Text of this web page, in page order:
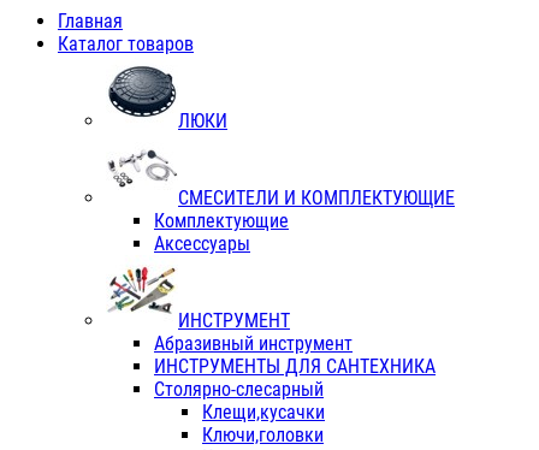
Главная
Каталог товаров
ЛЮКИ
СМЕСИТЕЛИ И КОМПЛЕКТУЮЩИЕ
Комплектующие
Аксессуары
ИНСТРУМЕНТ
Абразивный инструмент
ИНСТРУМЕНТЫ ДЛЯ САНТЕХНИКА
Столярно-слесарный
Клещи,кусачки
Ключи,головки